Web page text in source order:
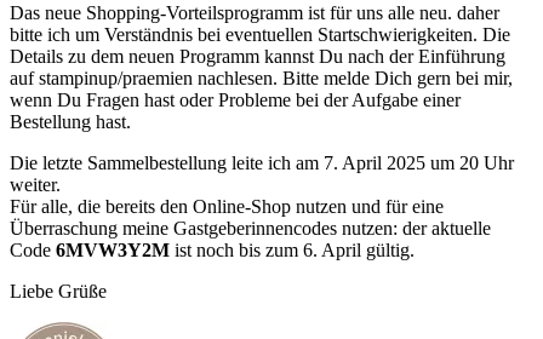
Das neue Shopping-Vorteilsprogramm ist für uns alle neu. daher
bitte ich um Verständnis bei eventuellen Startschwierigkeiten. Die
Details zu dem neuen Programm kannst Du nach der Einführung
auf stampinup/praemien nachlesen. Bitte melde Dich gern bei mir,
wenn Du Fragen hast oder Probleme bei der Aufgabe einer
Bestellung hast.
Die letzte Sammelbestellung leite ich am 7. April 2025 um 20 Uhr
weiter.
Für alle, die bereits den Online-Shop nutzen und für eine
Überraschung meine Gastgeberinnencodes nutzen: der aktuelle
Code 6MVW3Y2M ist noch bis zum 6. April gültig.
Liebe Grüße